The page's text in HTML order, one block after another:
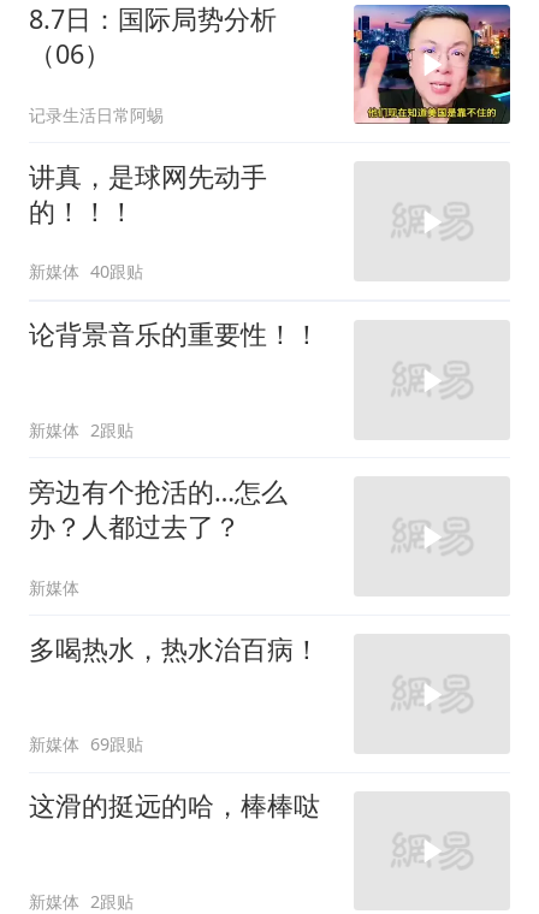
8.7日：国际局势分析
（06）
记录生活日常阿蜴
讲真，是球网先动手
的！！！
新媒体 40跟贴
论背景音乐的重要性！！
新媒体 2跟贴
旁边有个抢活的…怎么
办？人都过去了？
新媒体
多喝热水，热水治百病！
新媒体 69跟贴
这滑的挺远的哈，棒棒哒
新媒体 2跟贴